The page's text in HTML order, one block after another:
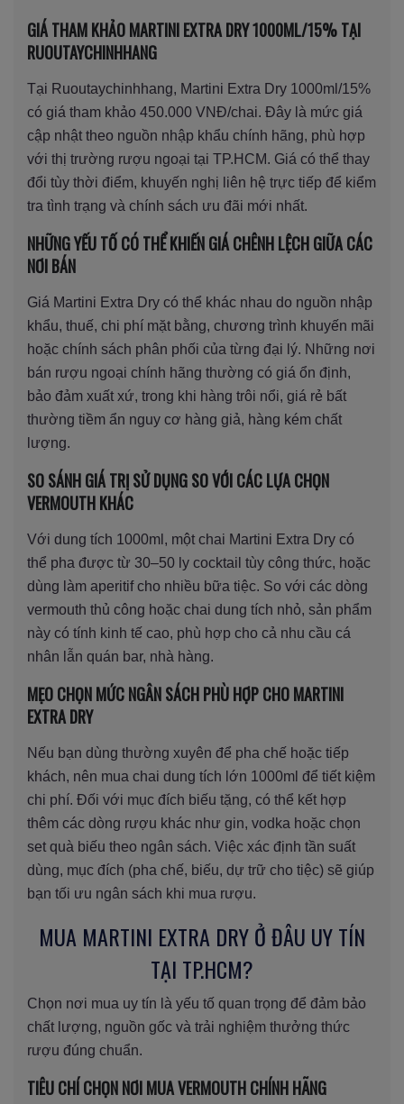
GIÁ THAM KHẢO MARTINI EXTRA DRY 1000ML/15% TẠI
RUOUTAYCHINHHANG
Tại Ruoutaychinhhang, Martini Extra Dry 1000ml/15%
có giá tham khảo 450.000 VNĐ/chai. Đây là mức giá
cập nhật theo nguồn nhập khẩu chính hãng, phù hợp
với thị trường rượu ngoại tại TP.HCM. Giá có thể thay
đổi tùy thời điểm, khuyến nghị liên hệ trực tiếp để kiểm
tra tình trạng và chính sách ưu đãi mới nhất.
NHỮNG YẾU TỐ CÓ THỂ KHIẾN GIÁ CHÊNH LỆCH GIỮA CÁC
NƠI BÁN
Giá Martini Extra Dry có thể khác nhau do nguồn nhập
khẩu, thuế, chi phí mặt bằng, chương trình khuyến mãi
hoặc chính sách phân phối của từng đại lý. Những nơi
bán rượu ngoại chính hãng thường có giá ổn định,
bảo đảm xuất xứ, trong khi hàng trôi nổi, giá rẻ bất
thường tiềm ẩn nguy cơ hàng giả, hàng kém chất
lượng.
SO SÁNH GIÁ TRỊ SỬ DỤNG SO VỚI CÁC LỰA CHỌN
VERMOUTH KHÁC
Với dung tích 1000ml, một chai Martini Extra Dry có
thể pha được từ 30–50 ly cocktail tùy công thức, hoặc
dùng làm aperitif cho nhiều bữa tiệc. So với các dòng
vermouth thủ công hoặc chai dung tích nhỏ, sản phẩm
này có tính kinh tế cao, phù hợp cho cả nhu cầu cá
nhân lẫn quán bar, nhà hàng.
MẸO CHỌN MỨC NGÂN SÁCH PHÙ HỢP CHO MARTINI
EXTRA DRY
Nếu bạn dùng thường xuyên để pha chế hoặc tiếp
khách, nên mua chai dung tích lớn 1000ml để tiết kiệm
chi phí. Đối với mục đích biếu tặng, có thể kết hợp
thêm các dòng rượu khác như gin, vodka hoặc chọn
set quà biếu theo ngân sách. Việc xác định tần suất
dùng, mục đích (pha chế, biếu, dự trữ cho tiệc) sẽ giúp
bạn tối ưu ngân sách khi mua rượu.
MUA MARTINI EXTRA DRY Ở ĐÂU UY TÍN
TẠI TP.HCM?
Chọn nơi mua uy tín là yếu tố quan trọng để đảm bảo
chất lượng, nguồn gốc và trải nghiệm thưởng thức
rượu đúng chuẩn.
TIÊU CHÍ CHỌN NƠI MUA VERMOUTH CHÍNH HÃNG